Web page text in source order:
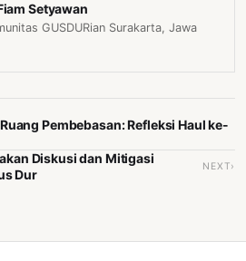
Setyawan
GUSDURian Surakarta, Jawa
Pembebasan: Refleksi Haul ke-
Diskusi dan Mitigasi
Dur
NEXT›